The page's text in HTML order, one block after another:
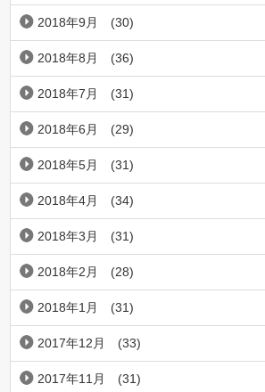
2018年9月 (30)
2018年8月 (36)
2018年7月 (31)
2018年6月 (29)
2018年5月 (31)
2018年4月 (34)
2018年3月 (31)
2018年2月 (28)
2018年1月 (31)
2017年12月 (33)
2017年11月 (31)